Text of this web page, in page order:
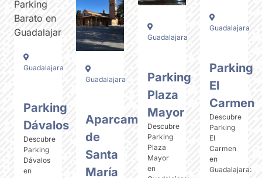
Guadalajara
Low
Cost
Parking
Dávalos
Descubre
Parking
Dávalos
en
Guadalajara
Low
Cost
Aparcamiento
de
Santa
María
Guadalajara
Parking
Parking
Plaza
Mayor
Descubre
Parking
Plaza
Mayor
en
Guadalajara
Parking
El
Carmen
Descubre
Parking
El
Carmen
en
Guadalajara: